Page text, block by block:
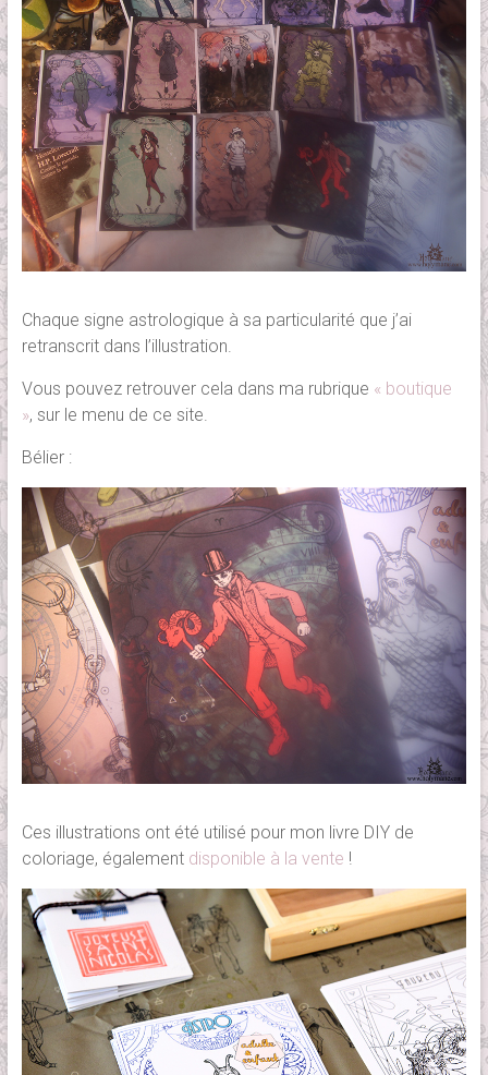
Chaque signe astrologique à sa particularité que j’ai
retranscrit dans l’illustration.
Vous pouvez retrouver cela dans ma rubrique « boutique
», sur le menu de ce site.
Bélier :
Ces illustrations ont été utilisé pour mon livre DIY de
coloriage, égalementdisponible à la vente !